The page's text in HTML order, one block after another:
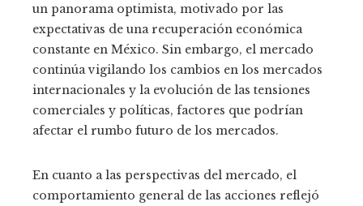
un panorama optimista, motivado por las
expectativas de una recuperación económica
constante en México. Sin embargo, el mercado
continúa vigilando los cambios en los mercados
internacionales y la evolución de las tensiones
comerciales y políticas, factores que podrían
afectar el rumbo futuro de los mercados.
En cuanto a las perspectivas del mercado, el
comportamiento general de las acciones reflejó